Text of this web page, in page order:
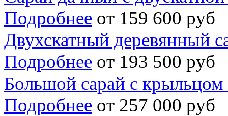
Подробнее от 159 600 руб
Двухскатный деревянный
Подробнее от 193 500 руб
Большой сарай с крыльцом
Подробнее от 257 000 руб